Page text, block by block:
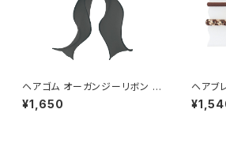
ヘアゴム オーガンジーリボン H
HG1114-BK（ブラック）
¥1,650
ヘアブ
ジュー
ン）